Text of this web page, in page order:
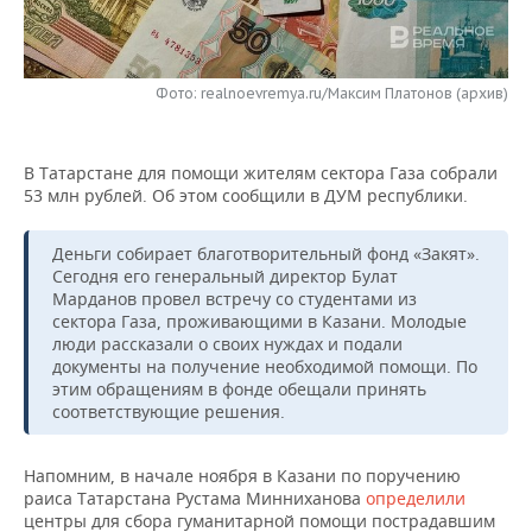
НЕФТЕХИМИЯ
НЕФТЬ
ЭНЕРГЕТИКА
РОЗНИЧНАЯ ТОРГОВЛЯ
НОВОСТИ ТЕХНОЛОГИЙ
ТЕЛЕКОММУНИКАЦИИ
МЕРОПРИЯТИЯ
НОВОСТИ МЕРОПРИЯТИЙ
БИЗНЕС-БРАНЧИ
ONLINE-КОНФЕРЕНЦИИ
ОТКРЫТАЯ ЛЕКЦИЯ
ФУТБОЛ
ХОККЕЙ
БАСКЕТБОЛ
ВОЛЕЙБОЛ
КИБЕРСПОРТ
ФИГУРНОЕ КАТАНИЕ
НОВОСТИ ОБЩЕСТВА
ВЛАСТЬ
ИНФРАСТРУКТУРА
ИСТОРИЯ
МЕДИЦИНА
ФОТОГАЛЕРЕЯ
СЮЖЕТЫ
СПРАВОЧНИК
СПИСОК ПЕРСОН
СПИСОК КОМПАНИЙ
ПОЛНАЯ ВЕРСИЯ
Фото: realnoevremya.ru/Максим Платонов (архив)
В Татарстане для помощи жителям сектора Газа собрали
53 млн рублей. Об этом сообщили в ДУМ республики.
Деньги собирает благотворительный фонд «Закят».
Сегодня его генеральный директор Булат
Марданов провел встречу со студентами из
сектора Газа, проживающими в Казани. Молодые
люди рассказали о своих нуждах и подали
документы на получение необходимой помощи. По
этим обращениям в фонде обещали принять
соответствующие решения.
Напомним, в начале ноября в Казани по поручению
раиса Татарстана Рустама Минниханова определили
центры для сбора гуманитарной помощи пострадавшим